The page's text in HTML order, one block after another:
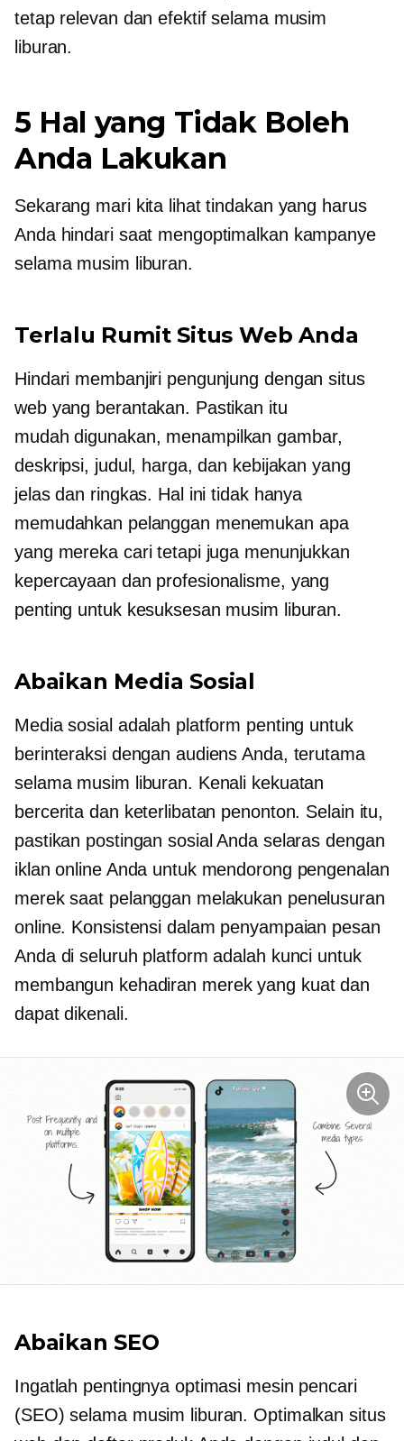
tetap relevan dan efektif selama musim
liburan.
5 Hal yang Tidak Boleh
Anda Lakukan
Sekarang mari kita lihat tindakan yang harus
Anda hindari saat mengoptimalkan kampanye
selama musim liburan.
Terlalu Rumit Situs Web Anda
Hindari membanjiri pengunjung dengan situs
web yang berantakan. Pastikan itu
mudah digunakan, menampilkan gambar,
deskripsi, judul, harga, dan kebijakan yang
jelas dan ringkas. Hal ini tidak hanya
memudahkan pelanggan menemukan apa
yang mereka cari tetapi juga menunjukkan
kepercayaan dan profesionalisme, yang
penting untuk kesuksesan musim liburan.
Abaikan Media Sosial
Media sosial adalah platform penting untuk
berinteraksi dengan audiens Anda, terutama
selama musim liburan. Kenali kekuatan
bercerita dan keterlibatan penonton. Selain itu,
pastikan postingan sosial Anda selaras dengan
iklan online Anda untuk mendorong pengenalan
merek saat pelanggan melakukan penelusuran
online. Konsistensi dalam penyampaian pesan
Anda di seluruh platform adalah kunci untuk
membangun kehadiran merek yang kuat dan
dapat dikenali.
Abaikan SEO
Ingatlah pentingnya optimasi mesin pencari
(SEO) selama musim liburan. Optimalkan situs